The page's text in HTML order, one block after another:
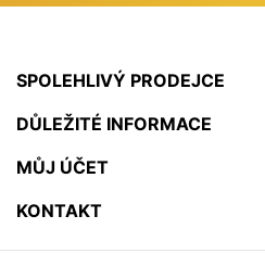
SPOLEHLIVÝ PRODEJCE
DŮLEŽITÉ INFORMACE
MŮJ ÚČET
KONTAKT